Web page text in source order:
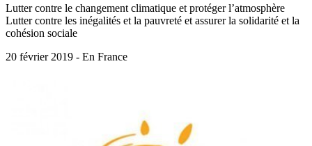
Lutter contre le changement climatique et protéger l’atmosphère
Lutter contre les inégalités et la pauvreté et assurer la solidarité et la
cohésion sociale
20 février 2019 - En France